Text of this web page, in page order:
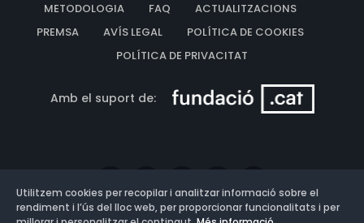
METODOLOGIA FAQ
ACTUALITZACIONS
PREMSA
AVÍS LEGAL
POLÍTICA DE COOKIES
POLÍTICA DE PRIVACITAT
Amb el suport de:
Utilitzem cookies per recopilar i analitzar informació sobre el
rendiment i l’ús del lloc web, per proporcionar funcionalitats i per